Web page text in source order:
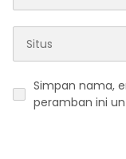
Simpan nama,
peramban ini